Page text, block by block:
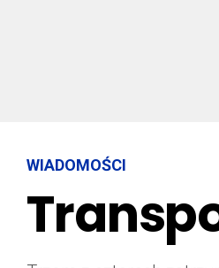
WIADOMOŚCI